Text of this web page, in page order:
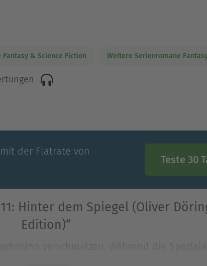
& Science Fiction Weitere Serienromane
der Flatrate von
Teste 30
Hinter dem Spiegel (Oliver
Edition)“
verschmelzen. Während die